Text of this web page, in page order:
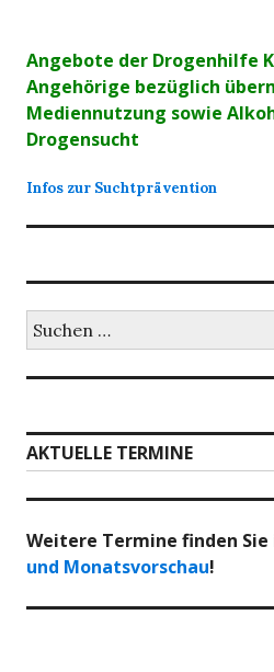
Angebote der Drogenhilfe
Angehörige bezüglich
Mediennutzung sowie
Drogensucht
Infos zur Suchtprävention
nach:
AKTUELLE TERMINE
Weitere Termine finden Sie
und Monatsvorschau!